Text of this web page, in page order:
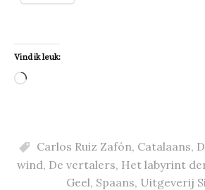
Vind ik leuk:
Aan
Carlos Ruiz Zafón, Catalaans,
wind, De vertalers, Het labyrint
Geel, Spaans, Uitgeverij